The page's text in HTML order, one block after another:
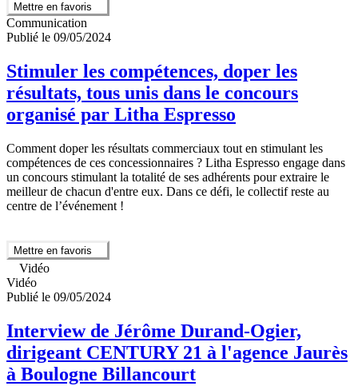
Mettre en favoris
Communication
Publié le 09/05/2024
Stimuler les compétences, doper les
résultats, tous unis dans le concours
organisé par Litha Espresso
Comment doper les résultats commerciaux tout en stimulant les
compétences de ces concessionnaires ? Litha Espresso engage dans
un concours stimulant la totalité de ses adhérents pour extraire le
meilleur de chacun d'entre eux. Dans ce défi, le collectif reste au
centre de l’événement !
Mettre en favoris
Vidéo
Vidéo
Publié le 09/05/2024
Interview de Jérôme Durand-Ogier,
dirigeant CENTURY 21 à l'agence Jaurès
à Boulogne Billancourt